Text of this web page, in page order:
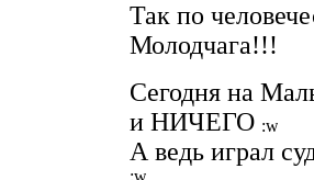
Так по
Молодчага!!!
Сегодня на
и НИЧЕГО
А ведь играл